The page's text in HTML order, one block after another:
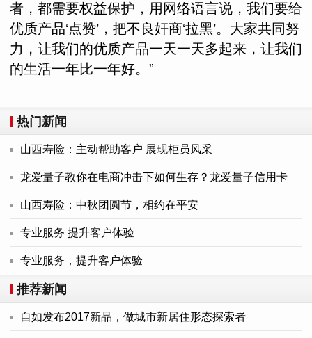
者，都需要权益保护，用网络语言说，我们要给
优质产品‘点赞’，把不良奸商‘拉黑’。大家共同努
力，让我们的优质产品一天一天多起来，让我们
的生活一年比一年好。”
热门新闻
山西寿险：主动帮助客户 展现柜员风采
龙爱量子教你在电商冲击下如何生存？龙爱量子信用卡
山西寿险：中秋团圆节，相约在平安
专业服务 提升客户体验
专业服务，提升客户体验
推荐新闻
自如发布2017新品，做城市新居住形态探索者